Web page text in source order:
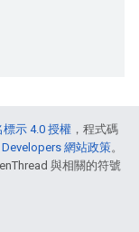
標示 4.0 授權 ，程式碼
網站政策。
與相關的符號